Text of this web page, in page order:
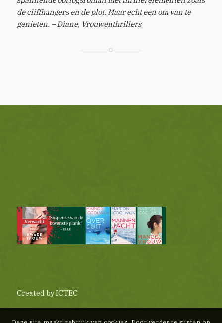
de cliffhangers en de plot. Maar echt een om van te
genieten. – Diane, Vrouwenthrillers
Created byICTEC